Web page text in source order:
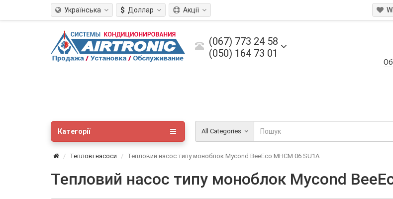
Українська $ Доллар Акції
(067) 773 24 58
(050) 164 73 01
All Categories
Категорії
Теплові насоси Тепловий насос типу моноблок Mycond BeeEco MHCM 06 SU1A
Тепловий насос типу моноблок Mycond